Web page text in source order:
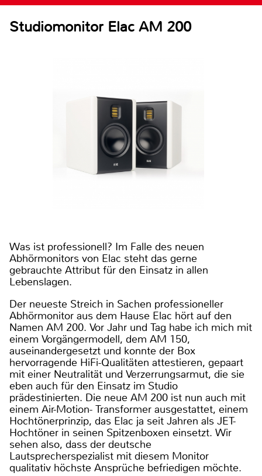
Studiomonitor Elac AM 200
Was ist professionell? Im Falle des neuen
Abhörmonitors von Elac steht das gerne
gebrauchte Attribut für den Einsatz in allen
Lebenslagen.
Der neueste Streich in Sachen professioneller
Abhörmonitor aus dem Hause Elac hört auf den
Namen AM 200. Vor Jahr und Tag habe ich mich mit
einem Vorgängermodell, dem AM 150,
auseinandergesetzt und konnte der Box
hervorragende HiFi-Qualitäten attestieren, gepaart
mit einer Neutralität und Verzerrungsarmut, die sie
eben auch für den Einsatz im Studio
prädestinierten. Die neue AM 200 ist nun auch mit
einem Air-Motion- Transformer ausgestattet, einem
Hochtönerprinzip, das Elac ja seit Jahren als JET-
Hochtöner in seinen Spitzenboxen einsetzt. Wir
sehen also, dass der deutsche
Lautsprecherspezialist mit diesem Monitor
qualitativ höchste Ansprüche befriedigen möchte.